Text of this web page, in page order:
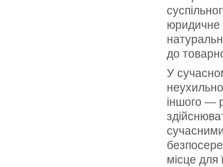
юридичне
до
У
неухиль­но
іншого —
місце для